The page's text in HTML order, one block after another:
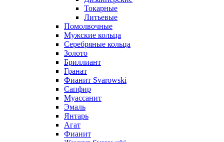
Токарные
Литьевые
Помолвочные
Мужские кольца
Серебряные кольца
Золото
Бриллиант
Гранат
Фианит Svarowski
Сапфир
Муассанит
Эмаль
Янтарь
Агат
Фианит